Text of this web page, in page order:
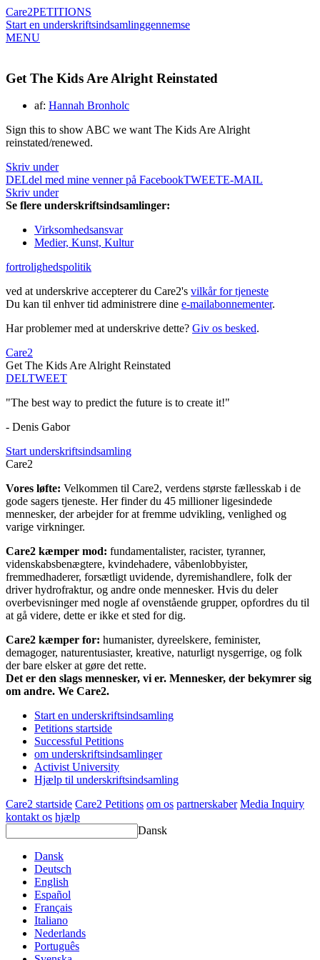
Care2PETITIONS
Start en underskriftsindsamlinggennemse
MENU
Get The Kids Are Alright Reinstated
af: Hannah Bronholc
Sign this to show ABC we want The Kids Are Alright
reinstated/renewed.
Skriv under
DELdel med mine venner på FacebookTWEETE-MAIL
Skriv under
Se flere underskriftsindsamlinger:
Virksomhedsansvar
Medier, Kunst, Kultur
fortrolighedspolitik
ved at underskrive accepterer du Care2's vilkår for tjeneste
Du kan til enhver tid administrere dine e-mailabonnementer.
Har problemer med at underskrive dette? Giv os besked.
Care2
Get The Kids Are Alright Reinstated
DELTWEET
"The best way to predict the future is to create it!"
- Denis Gabor
Start underskriftsindsamling
Care2
Vores løfte: Velkommen til Care2, verdens største fællesskab i de
gode sagers tjeneste. Her finder du 45 millioner ligesindede
mennesker, der arbejder for at fremme udvikling, venlighed og
varige virkninger.
Care2 kæmper mod: fundamentalister, racister, tyranner,
videnskabsbenægtere, kvindehadere, våbenlobbyister,
fremmedhaderer, forsætligt uvidende, dyremishandlere, folk der
driver hydrofraktur, og andre onde mennesker. Hvis du deler
overbevisninger med nogle af ovenstående grupper, opfordres du til
at gå videre, dette er ikke et sted for dig.
Care2 kæmper for: humanister, dyreelskere, feminister,
demagoger, naturentusiaster, kreative, naturligt nysgerrige, og folk
der bare elsker at gøre det rette.
Det er den slags mennesker, vi er. Mennesker, der bekymrer sig
om andre. We Care2.
Start en underskriftsindsamling
Petitions startside
Successful Petitions
om underskriftsindsamlinger
Activist University
Hjælp til underskriftsindsamling
Care2 startside Care2 Petitions om os partnerskaber Media Inquiry
kontakt os hjælp
Dansk
Dansk
Deutsch
English
Español
Français
Italiano
Nederlands
Português